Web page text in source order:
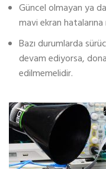
Güncel olmayan ya
mavi ekran
Bazı durumlarda
devam ediyorsa,
edilmemelidir.